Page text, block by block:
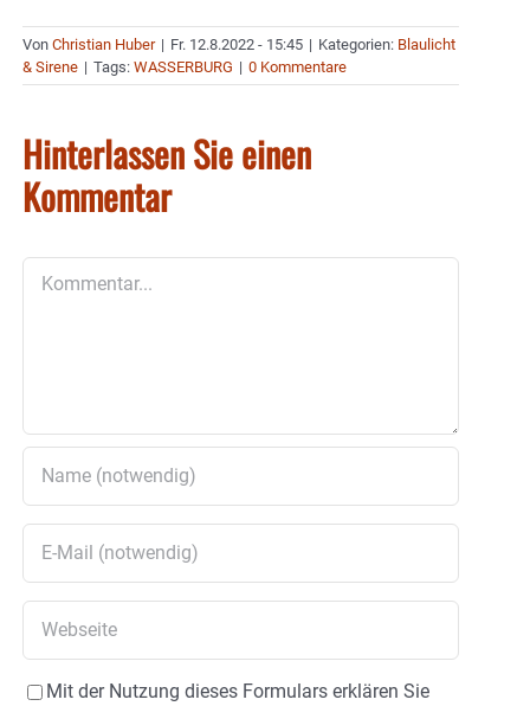
Von Christian Huber | Fr. 12.8.2022 - 15:45 | Kategorien: Blaulicht
& Sirene | Tags: WASSERBURG | 0 Kommentare
Hinterlassen Sie einen
Kommentar
Mit der Nutzung dieses Formulars erklären Sie